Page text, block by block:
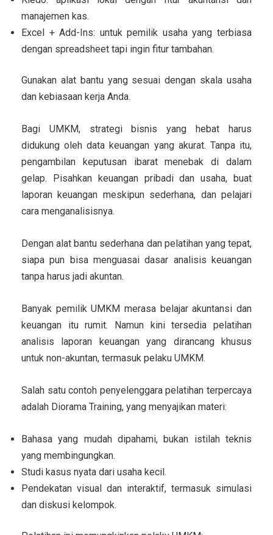
manajemen kas.
Excel + Add-Ins: untuk pemilik usaha yang terbiasa
dengan spreadsheet tapi ingin fitur tambahan.
Gunakan alat bantu yang sesuai dengan skala usaha
dan kebiasaan kerja Anda.
Bagi UMKM, strategi bisnis yang hebat harus
didukung oleh data keuangan yang akurat. Tanpa itu,
pengambilan keputusan ibarat menebak di dalam
gelap. Pisahkan keuangan pribadi dan usaha, buat
laporan keuangan meskipun sederhana, dan pelajari
cara menganalisisnya.
Dengan alat bantu sederhana dan pelatihan yang tepat,
siapa pun bisa menguasai dasar analisis keuangan
tanpa harus jadi akuntan.
Banyak pemilik UMKM merasa belajar akuntansi dan
keuangan itu rumit. Namun kini tersedia pelatihan
analisis laporan keuangan yang dirancang khusus
untuk non-akuntan, termasuk pelaku UMKM.
Salah satu contoh penyelenggara pelatihan terpercaya
adalah Diorama Training, yang menyajikan materi:
Bahasa yang mudah dipahami, bukan istilah teknis
yang membingungkan.
Studi kasus nyata dari usaha kecil.
Pendekatan visual dan interaktif, termasuk simulasi
dan diskusi kelompok.